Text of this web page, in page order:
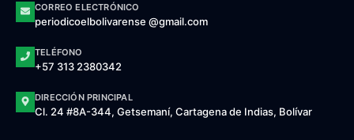
CORREO ELECTRÓNICO
periodicoelbolivarense @gmail.com
TELÉFONO
+57 313 2380342
DIRECCIÓN PRINCIPAL
Cl. 24 #8A-344, Getsemaní, Cartagena de Indias, Bolívar